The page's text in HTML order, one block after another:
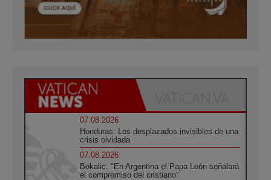
07.08.2026
Honduras: Los desplazados invisibles de una
crisis olvidada
07.08.2026
Bokalic: "En Argentina el Papa León señalará
el compromiso del cristiano"